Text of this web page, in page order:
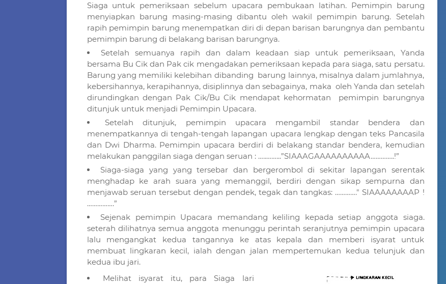
Siaga untuk pemeriksaan sebelum upacara pembukaan latihan. Pemimpin barung
menyiapkan barung masing-masing dibantu oleh wakil pemimpin barung. Setelah
rapih pemimpin barung menempatkan diri di depan barisan barungnya dan pembantu
pemimpin barung di belakang barisan barungnya.
Setelah semuanya rapih dan dalam keadaan siap untuk pemeriksaan, Yanda
bersama Bu Cik dan Pak cik mengadakan pemeriksaan kepada para siaga, satu persatu.
Barung yang memiliki kelebihan dibanding barung lainnya, misalnya dalam jumlahnya,
kebersihannya, kerapihannya, disiplinnya dan sebagainya, maka oleh Yanda dan setelah
dirundingkan dengan Pak Cik/Bu Cik mendapat kehormatan pemimpin barungnya
ditunjuk untuk menjadi Pemimpin Upacara.
Setelah ditunjuk, pemimpin upacara mengambil standar bendera dan
menempatkannya di tengah-tengah lapangan upacara lengkap dengan teks Pancasila
dan Dwi Dharma. Pemimpin upacara berdiri di belakang standar bendera, kemudian
melakukan panggilan siaga dengan seruan : …..……...”SIAAAGAAAAAAAAAA…………..!”
Siaga-siaga yang yang tersebar dan bergerombol di sekitar lapangan serentak
menghadap ke arah suara yang memanggil, berdiri dengan sikap sempurna dan
menjawab seruan tersebut dengan pendek, tegak dan tangkas: …………." SIAAAAAAAAP !
…………….”
Sejenak pemimpin Upacara memandang keliling kepada setiap anggota siaga.
seterah dilihatnya semua anggota menunggu perintah seranjutnya pemimpin upacara
lalu mengangkat kedua tangannya ke atas kepala dan memberi isyarat untuk
membuat lingkaran kecil, ialah dengan jalan mempertemukan kedua telunjuk dan
kedua ibu jari.
Melihat isyarat itu, para Siaga lari